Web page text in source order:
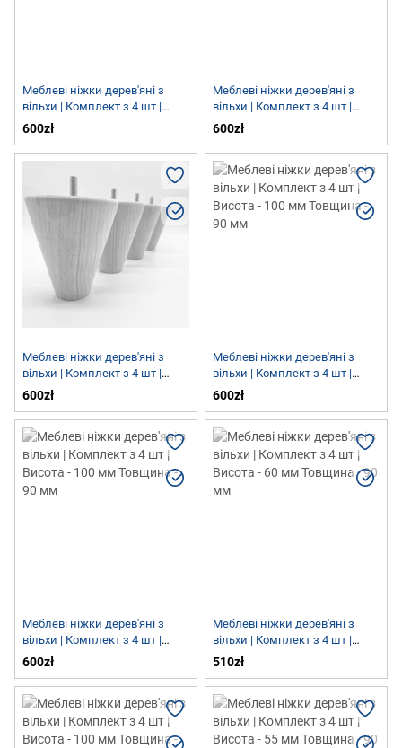
Меблеві ніжки дерев'яні з
вільхи | Комплект з 4 шт |
Висота - 100 мм Товщина - 90
600zł
Меблеві ніжки дерев'яні з
вільхи | Комплект з 4 шт |
Висота - 100 мм Товщина - 90
600zł
Меблеві ніжки дерев'яні з
вільхи | Комплект з 4 шт |
Висота - 100 мм Товщина - 90
600zł
Меблеві ніжки дерев'яні з
вільхи | Комплект з 4 шт |
Висота - 100 мм Товщина - 90
600zł
Меблеві ніжки дерев'яні з
вільхи | Комплект з 4 шт |
Висота - 100 мм Товщина - 90
600zł
Меблеві ніжки дерев'яні з
вільхи | Комплект з 4 шт |
Висота - 60 мм Товщина - 90
510zł